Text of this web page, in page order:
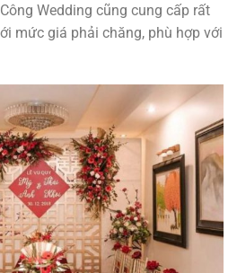
Wedding cũng cung cấp rất
mức giá phải chăng, phù hợp với